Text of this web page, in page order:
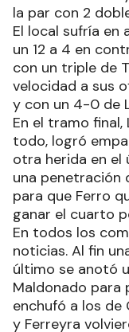
la par con 2
El local sufría en
un 12 a 4 en
con un triple de
velocidad a sus
y con un 4-0 de
En el tramo final,
todo, logró
otra herida en el
una penetración
para que Ferro
ganar el cuarto
En todos los
noticias. Al fin
último se anotó
Maldonado para
enchufó a los de
y Ferreyra